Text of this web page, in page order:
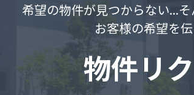
希望の物件が見つからない...
お客様の希望を
物件リ